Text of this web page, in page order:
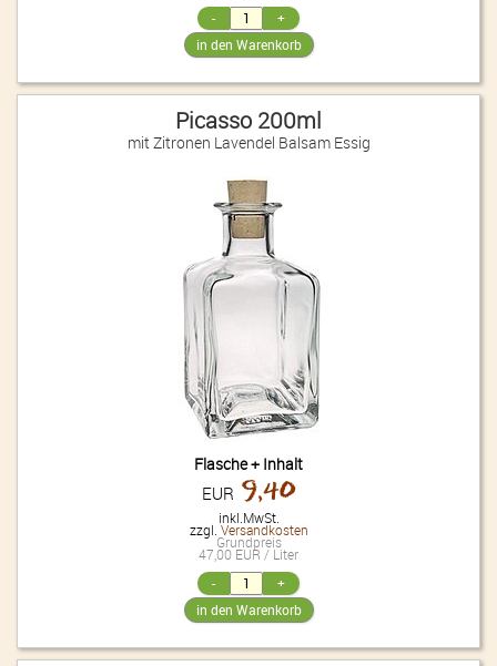
Picasso 200ml
mit Zitronen Lavendel Balsam Essig
Flasche + Inhalt
EUR 9,40
inkl.MwSt.
zzgl. Versandkosten
Grundpreis
47,00 EUR / Liter